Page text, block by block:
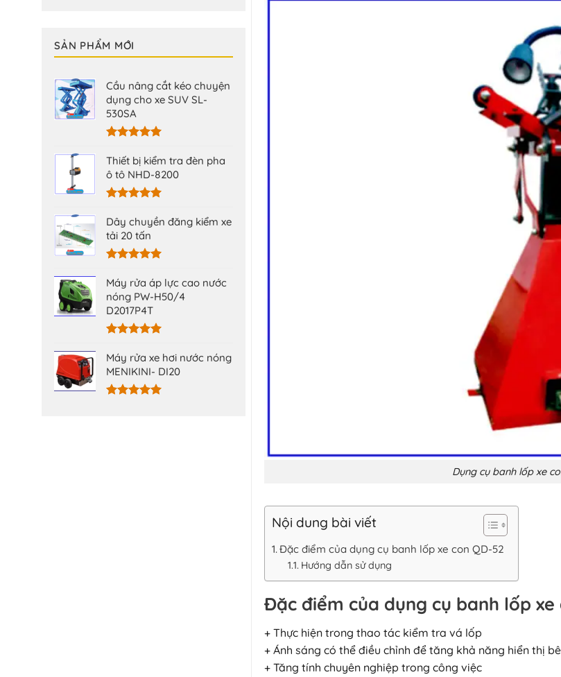
SẢN PHẨM MỚI
Cầu nâng cắt kéo chuyện
dụng cho xe SUV SL-
530SA
hạng 5.00
5 sao
Thiết bị kiểm tra đèn pha
ô tô NHD-8200
hạng5.00
5 sao
Dây chuyền đăng kiểm xe
tải 20 tấn
hạng5.00
5 sao
Máy rửa áp lực cao nước
nóng PW-H50/4
D2017P4T
hạng5.00
5 sao
Máy rửa xe hơi nước nóng
MENIKINI- DI20
Dụng cụ banh lốp xe
Nội dung bài viết
Đặc điểm của dụng cụ banh lốp xe con QD-52
Hướng dẫn sử dụng
Đặc điểm của dụng cụ banh lốp xe
+ Thực hiện trong thao tác kiểm tra vá lốp
+ Ánh sáng có thể điều chỉnh để tăng khả năng hiển thị
+ Tăng tính chuyên nghiệp trong công việc